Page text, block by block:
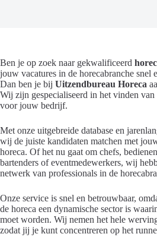
Ben je op zoek naar gekwalificeerd
jouw vacatures in de horecabranche snel
Dan ben je bij Uitzendbureau Horeca
Wij zijn gespecialiseerd in het vinden van
voor jouw bedrijf.
Met onze uitgebreide database en
wij de juiste kandidaten matchen met
horeca. Of het nu gaat om chefs,
bartenders of eventmedewerkers, wij
netwerk van professionals in de
Onze service is snel en betrouwbaar,
de horeca een dynamische sector is
moet worden. Wij nemen het hele
zodat jij je kunt concentreren op het